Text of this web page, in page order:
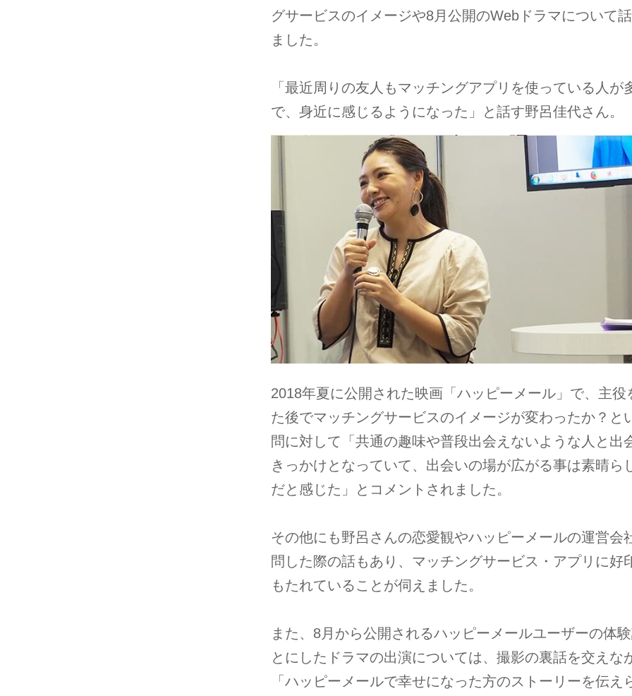
グサービスのイメージや8月公開のWebドラマについて
ました。
「最近周りの友人もマッチングアプリを使っている人が
で、身近に感じるようになった」と話す野呂佳代さん。
2018年夏に公開された映画「ハッピーメール」で、主役
た後でマッチングサービスのイメージが変わったか？と
問に対して「共通の趣味や普段出会えないような⼈と出
きっかけとなっていて、出会いの場が広がる事は素晴ら
だと感じた」とコメントされました。
その他にも野呂さんの恋愛観やハッピーメールの運営会
問した際の話もあり、マッチングサービス・アプリに好
もたれていることが伺えました。
また、8⽉から公開されるハッピーメールユーザーの体
とにしたドラマの出演については、撮影の裏話を交えな
「ハッピーメールで幸せになった⽅のストーリーを伝え